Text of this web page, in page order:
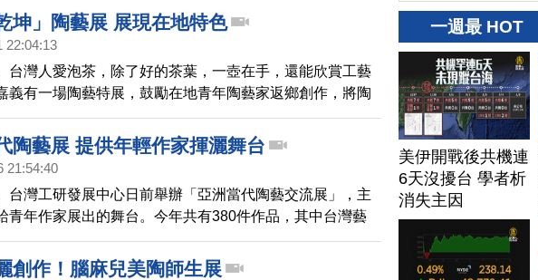
坤」陶藝展 展現在地特色
22:04:13
台灣人愛泡茶，除了好的茶葉，一壺在手，還能欣賞工藝
義有一場陶藝特展，鼓勵在地青年陶藝家返鄉創作，將陶
實用性融為一體，不僅突顯功力，也展現陶藝家當下的人
陶藝展 提供年輕作家揮灑舞台
21:54:40
台灣工研發展中心日前舉辦「亞洲當代陶藝交流展」，主
青年作家展出的舞台。今年共有380件作品，其中台灣藝
生共有120件參展，年輕作家的作品富含創意，兼具傳統
起去看看。
創作！腦麻兒美陶師生展
一週最 HOT
美伊開戰後共機連
6天沒擾台 學者析
消失主因